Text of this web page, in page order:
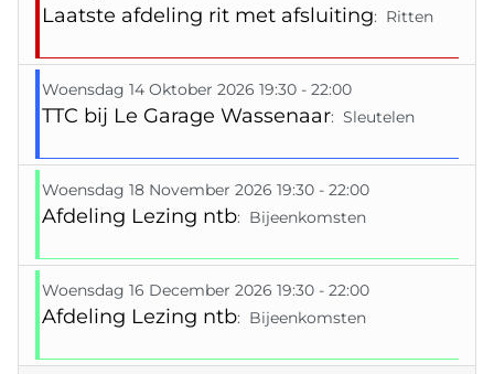
Laatste afdeling rit met afsluiting: Ritten
Woensdag 14 Oktober 2026 19:30 - 22:00
TTC bij Le Garage Wassenaar: Sleutelen
Woensdag 18 November 2026 19:30 - 22:00
Afdeling Lezing ntb: Bijeenkomsten
Woensdag 16 December 2026 19:30 - 22:00
Afdeling Lezing ntb: Bijeenkomsten